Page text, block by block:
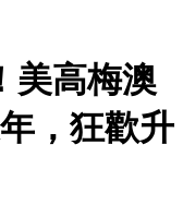
美高梅澳
，狂歡升